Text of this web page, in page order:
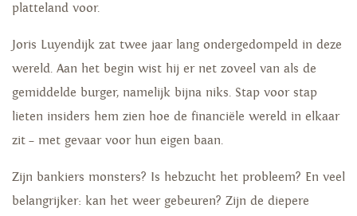
platteland voor.
Joris Luyendijk zat twee jaar lang ondergedompeld in deze
wereld. Aan het begin wist hij er net zoveel van als de
gemiddelde burger, namelijk bijna niks. Stap voor stap
lieten insiders hem zien hoe de financiële wereld in elkaar
zit – met gevaar voor hun eigen baan.
Zijn bankiers monsters? Is hebzucht het probleem? En veel
belangrijker: kan het weer gebeuren? Zijn de diepere